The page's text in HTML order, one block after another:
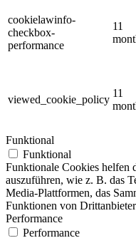
cookielawinfo-
checkbox-
performance
11
viewed_cookie_policy
11
Funktional
Funktional
Funktionale Cookies helfen
auszuführen, wie z. B. das
Media-Plattformen, das
Funktionen von
Performance
Performance